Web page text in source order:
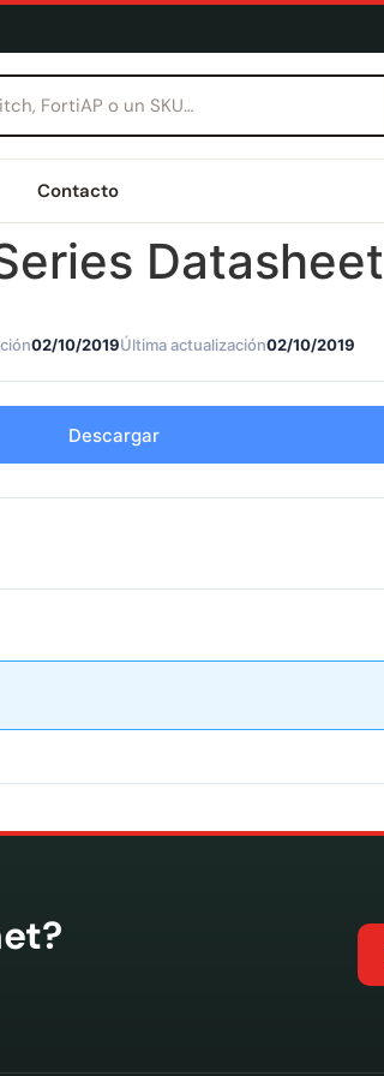
Contacto
Datasheet
02/10/2019Última actualización02/10/2019
Descargar